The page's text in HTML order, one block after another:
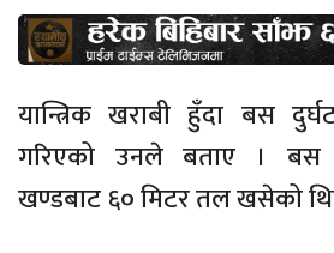
यान्त्रिक खराबी हुँदा बस
गरिएको उनले बताए । बस
खण्डबाट ६० मिटर तल खसेको